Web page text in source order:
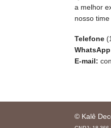
a melhor
nosso
Telefone
WhatsApp
E-mail:
© Kalê